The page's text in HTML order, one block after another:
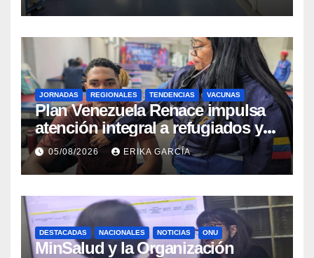
JORNADAS REGIONALES TENDENCIAS VACUNAS
​Plan Venezuela Renace impulsa
atención integral a refugiados y
evaluación de vacunación en
Aragua
05/08/2026 ERIKA GARCÍA
DESTACADAS NACIONALES NOTICIAS ONU
MinSalud y la Organización